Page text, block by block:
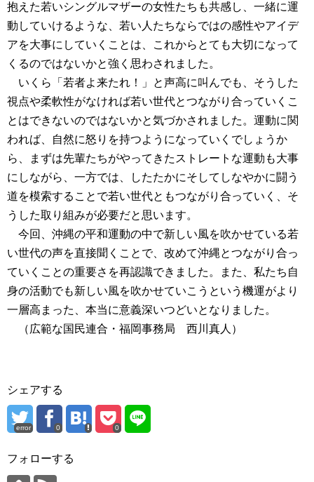
抱えた若いシングルマザーの女性たちも共感し、一緒に運
動していけるような、若い人たちならではの感性やアイデ
アを大事にしていくことは、これからとても大切になって
くるのではないかと強く思わされました。
いくら「若者よ来たれ！」と声高に叫んでも、そうした
視点や柔軟性がなければ若い世代とつながり合っていくこ
とはできないのではないかと気づかされました。運動に関
われば、自然に怒りを持つようになっていくでしょうか
ら、まずは先輩たちがやってきたストレートな運動も大事
にしながら、一方では、したたかにそしてしなやかに闘う
道を模索することで若い世代ともつながり合っていく、そ
うした取り組みが必要だと思います。
今回、沖縄の平和運動の中で新しい風を吹かせている若
い世代の声を直接聞くことで、改めて沖縄とつながり合っ
ていくことの重要さを再認識できました。また、私たち自
身の活動でも新しい風を吹かせていこうという機運がより
一層高まった、本当に意義深いつどいとなりました。
（広範な国民連合・福岡事務局 西川真人）
シェアする
error 0 0
フォローする